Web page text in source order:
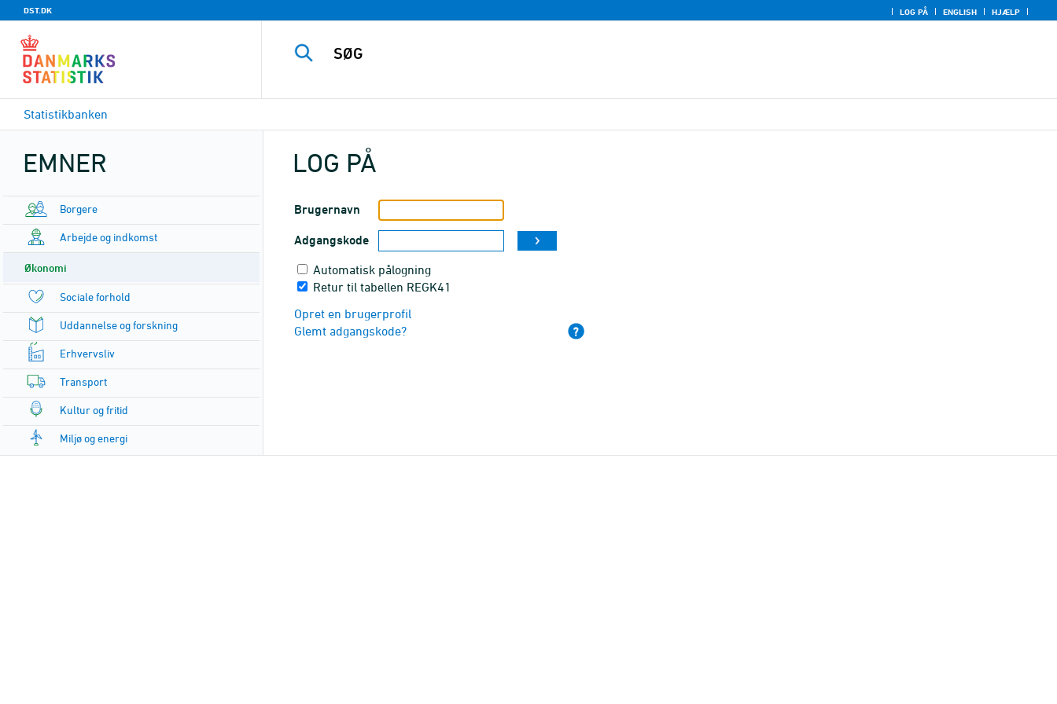
DST.DK LOG PÅ ENGLISH HJÆLP
Statistikbanken
EMNER
Borgere
Arbejde og indkomst
Økonomi
Sociale forhold
Uddannelse og forskning
Erhvervsliv
Transport
Kultur og fritid
Miljø og energi
LOG PÅ
Brugernavn
Adgangskode
Automatisk pålogning
Retur til tabellen REGK41
Opret en brugerprofil
Glemt adgangskode?